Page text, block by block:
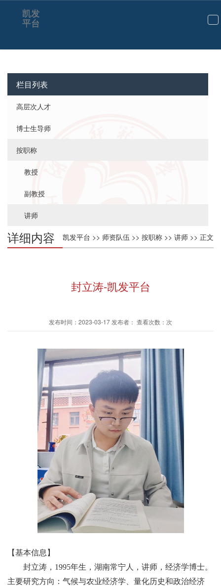
切
航
凯发
平台
栏目列表
高层次人才
博士生导师
按职称
教授
副教授
讲师
凯发平台 >> 师资队伍 >> 按职称 >> 讲师 >> 正文
详细内容
封立涛-凯发平台
发布时间：2023-03-17 发布者： 查看次数：次
【基本信息】
封立涛， 1995年生，湖南常宁人，讲师，经济学博士。
主要研究方向：气候与农业经济学、量化历史和政治经济